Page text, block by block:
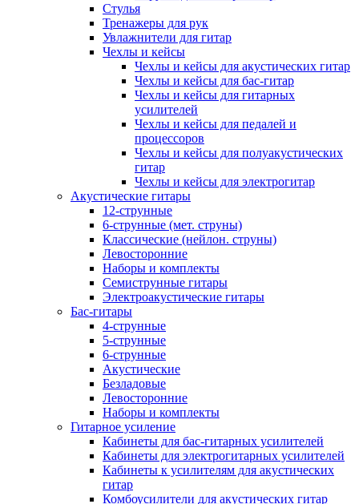
Стулья
Тренажеры для рук
Увлажнители для гитар
Чехлы и кейсы
Чехлы и кейсы для акустических гитар
Чехлы и кейсы для бас-гитар
Чехлы и кейсы для гитарных
усилителей
Чехлы и кейсы для педалей и
процессоров
Чехлы и кейсы для полуакустических
гитар
Чехлы и кейсы для электрогитар
Акустические гитары
12-струнные
6-струнные (мет. струны)
Классические (нейлон. струны)
Левосторонние
Наборы и комплекты
Семиструнные гитары
Электроакустические гитары
Бас-гитары
4-струнные
5-струнные
6-струнные
Акустические
Безладовые
Левосторонние
Наборы и комплекты
Гитарное усиление
Кабинеты для бас-гитарных усилителей
Кабинеты для электрогитарных усилителей
Кабинеты к усилителям для акустических
гитар
Комбоусилители для акустических гитар